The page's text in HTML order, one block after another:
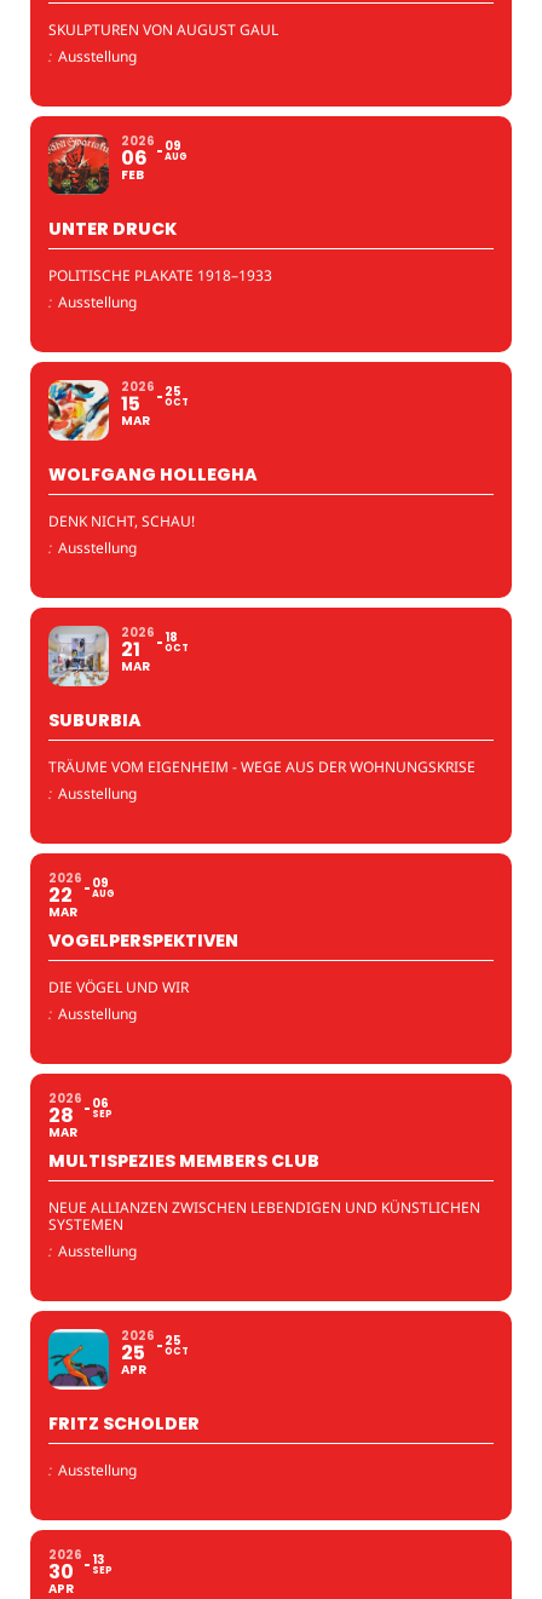
SKULPTUREN VON AUGUST GAUL
: Ausstellung
2026
06
FEB
09
AUG
UNTER DRUCK
POLITISCHE PLAKATE 1918–1933
: Ausstellung
2026
15
MAR
25
OCT
WOLFGANG HOLLEGHA
DENK NICHT, SCHAU!
: Ausstellung
2026
21
MAR
18
OCT
SUBURBIA
TRÄUME VOM EIGENHEIM - WEGE AUS DER WOHNUNGSKRISE
: Ausstellung
2026
22
MAR
09
AUG
VOGELPERSPEKTIVEN
DIE VÖGEL UND WIR
: Ausstellung
2026
28
MAR
06
SEP
MULTISPEZIES MEMBERS CLUB
NEUE ALLIANZEN ZWISCHEN LEBENDIGEN UND KÜNSTLICHEN
SYSTEMEN
: Ausstellung
2026
25
APR
25
OCT
FRITZ SCHOLDER
: Ausstellung
2026
30
APR
13
SEP